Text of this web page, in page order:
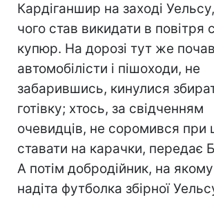
Кардіганшир на заході
чого став викидати в повітря
купюр. На дорозі тут же
автомобілісти і пішоходи, не
забарившись, кинулися
готівку; хтось, за свідченням
очевидців, не соромився при
ставати на карачки, передає
А потім добродійник, на
надіта футболка збірної